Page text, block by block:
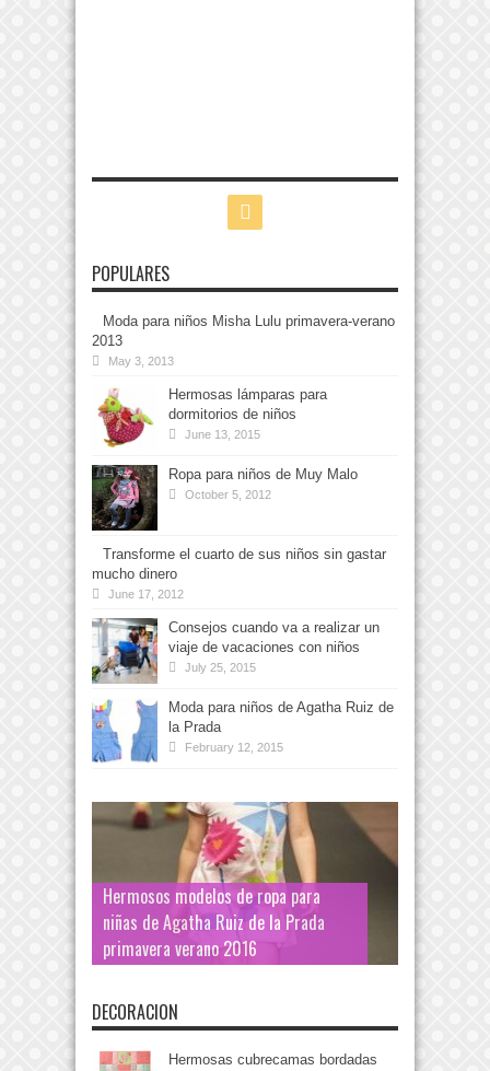
POPULARES
Moda para niños Misha Lulu primavera-verano
2013
May 3, 2013
Hermosas lámparas para
dormitorios de niños
June 13, 2015
Ropa para niños de Muy Malo
October 5, 2012
Transforme el cuarto de sus niños sin gastar
mucho dinero
June 17, 2012
Consejos cuando va a realizar un
viaje de vacaciones con niños
July 25, 2015
Moda para niños de Agatha Ruiz de
la Prada
February 12, 2015
Hermosos modelos de ropa para
niñas de Agatha Ruiz de la Prada
primavera verano 2016
DECORACION
Hermosas cubrecamas bordadas